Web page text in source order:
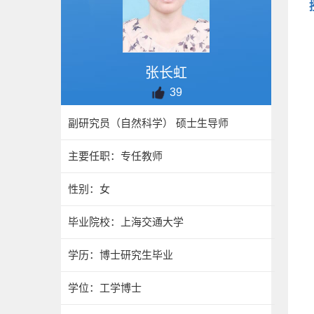
张长虹
39
副研究员（自然科学） 硕士生导师
主要任职：专任教师
性别：女
毕业院校：上海交通大学
学历：博士研究生毕业
学位：工学博士